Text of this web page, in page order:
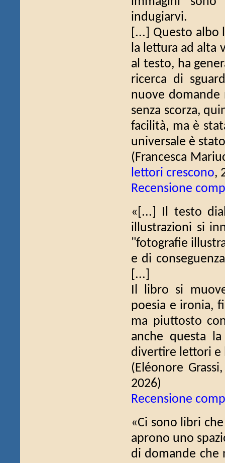
indugiarvi.
[...] Questo
la lettura ad alta
al testo, ha
ricerca di
nuove domande
senza scorza,
facilità, ma è
universale è
(Francesca
lettori crescono,
Recensione
«[...] Il testo
illustrazioni si
"fotografie
e di
[...]
Il libro si
poesia e ironia,
ma piuttosto
anche questa
divertire lettori
(Eléonore
2026)
Recensione
«Ci sono libri
aprono uno
di domande che